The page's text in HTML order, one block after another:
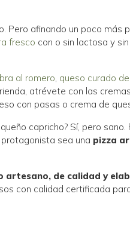
Pero afinando un poco más
fresco con o sin lactosa y
al romero, queso curado
atrévete con las
con pasas o crema de
capricho? Sí, pero
sea una pizza
artesano, de calidad y
con calidad certificada